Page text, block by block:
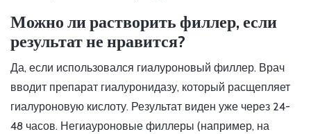
Можно ли растворить филлер, если
результат не нравится?
Да, если использовался гиалуроновый филлер. Врач
вводит препарат гиалуронидазу, который расщепляет
гиалуроновую кислоту. Результат виден уже через 24-
48 часов. Негиауроновые филлеры (например, на